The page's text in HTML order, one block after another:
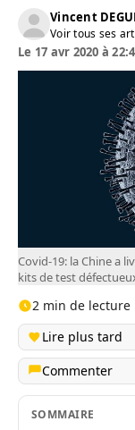
Vincent
Voir tous ses
Le 17 avr 2020 à
Covid-19: la Chine a
kits de test
2 min de lecture
Lire plus tard
Commenter
SOMMAIRE